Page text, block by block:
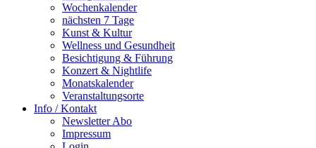
Wochenkalender
nächsten 7 Tage
Kunst & Kultur
Wellness und Gesundheit
Besichtigung & Führung
Konzert & Nightlife
Monatskalender
Veranstaltungsorte
Info / Kontakt
Newsletter Abo
Impressum